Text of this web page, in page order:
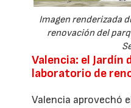
Imagen renderizada
renovación del
Valencia: el Jardín
laboratorio de
Valencia aprovechó